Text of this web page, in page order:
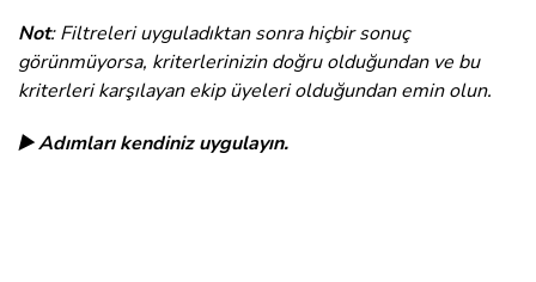
Not: Filtreleri uyguladıktan sonra hiçbir sonuç
görünmüyorsa, kriterlerinizin doğru olduğundan ve bu
kriterleri karşılayan ekip üyeleri olduğundan emin olun.
▶️ Adımları kendiniz uygulayın.